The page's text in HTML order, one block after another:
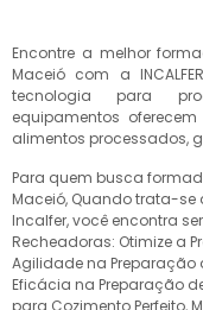
Encontre a melhor
Maceió com a
tecnologia para
equipamentos
alimentos processados,
Para quem busca
Maceió, Quando trata-se
Incalfer, você encontra
Recheadoras: Otimize a
Agilidade na Preparação
Eficácia na Preparação
para Cozimento Perfeito,